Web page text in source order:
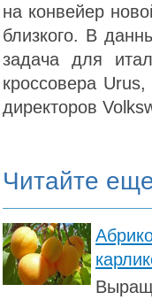
на конвейер
близкого. В
задача для
кроссовера
директоров
Читайте